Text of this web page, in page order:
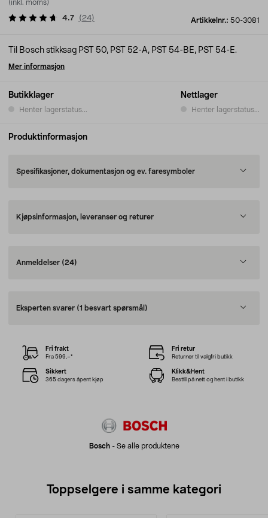
(inkl. moms)
Artikkelnr.: 50-3081
4.7 ( 24)
Butikklager
Henter lagerstatus...
Nettlager
Henter lagerstatus...
Til Bosch stikksag PST 50, PST 52-A, PST 54-BE, PST 54-E.
Mer informasjon
Produktinformasjon
Spesifikasjoner, dokumentasjon og ev. faresymboler
Kjøpsinformasjon, leveranser og returer
Anmeldelser (24)
Eksperten svarer (1 besvart spørsmål)
Bosch- Se alle produktene
Fri frakt
Fra 599,–*
Fri retur
Returner til valgfri butikk
Sikkert
365 dagers åpent kjøp
Klikk&Hent
Bestill på nett og hent i butikk
Toppselgere i samme kategori